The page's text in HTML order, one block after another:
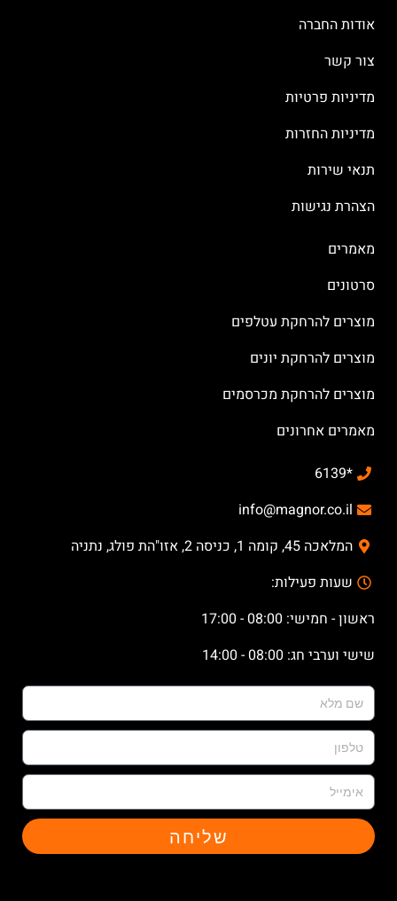
אודות החברה
צור קשר
מדיניות פרטיות
מדיניות החזרות
תנאי שירות
הצהרת נגישות
מאמרים
סרטונים
מוצרים להרחקת עטלפים
מוצרים להרחקת יונים
מוצרים להרחקת מכרסמים
מאמרים אחרונים
*6139
info@magnor.co.il
המלאכה 45, קומה 1, כניסה 2, אזו"הת פולג, נתניה
שעות פעילות:
ראשון - חמישי: 08:00 - 17:00
שישי וערבי חג: 08:00 - 14:00
שליחה